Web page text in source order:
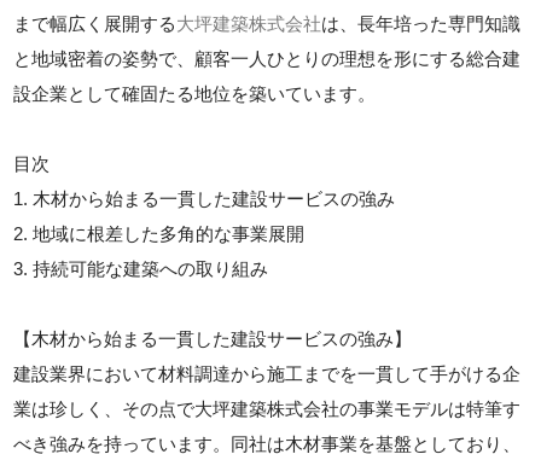
まで幅広く展開する大坪建築株式会社は、長年培った専門知識
と地域密着の姿勢で、顧客一人ひとりの理想を形にする総合建
設企業として確固たる地位を築いています。
目次
1. 木材から始まる一貫した建設サービスの強み
2. 地域に根差した多角的な事業展開
3. 持続可能な建築への取り組み
【木材から始まる一貫した建設サービスの強み】
建設業界において材料調達から施工までを一貫して手がける企
業は珍しく、その点で大坪建築株式会社の事業モデルは特筆す
べき強みを持っています。同社は木材事業を基盤としており、